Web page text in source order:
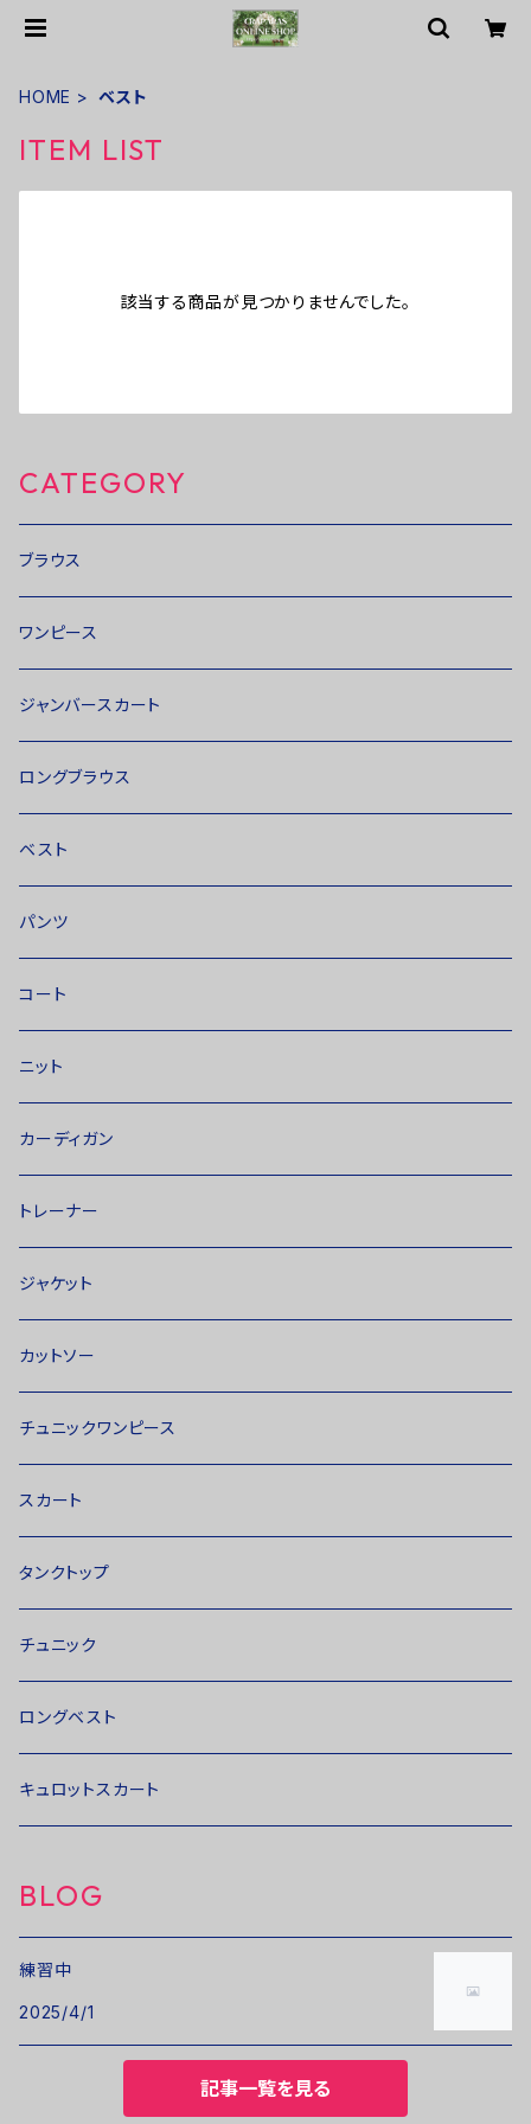
HOME ベスト
ITEM LIST
該当する商品が見つかりませんでした。
CATEGORY
ブラウス
ワンピース
ジャンバースカート
ロングブラウス
ベスト
パンツ
コート
ニット
カーディガン
トレーナー
ジャケット
カットソー
チュニックワンピース
スカート
タンクトップ
チュニック
ロングベスト
キュロットスカート
BLOG
練習中
2025/4/1
記事一覧を見る